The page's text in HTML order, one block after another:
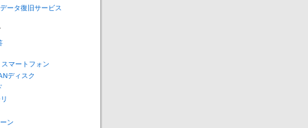
ータ復旧サービス
マートフォン
ディスク
ン